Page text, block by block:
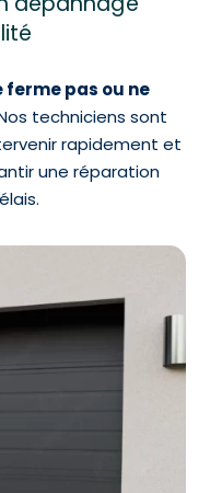
ferme pas ou ne
techniciens sont
rapidement et
une réparation